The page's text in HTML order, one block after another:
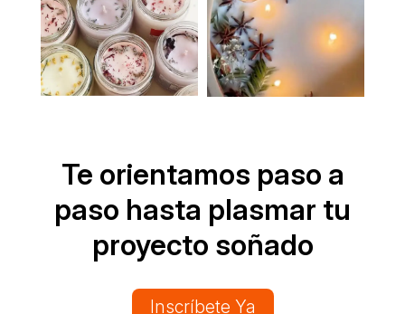
Te orientamos paso a
paso hasta plasmar tu
proyecto soñado
Inscríbete Ya